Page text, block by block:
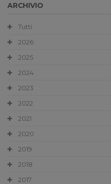
ARCHIVIO
Tutti
2026
2025
2024
2023
2022
2021
2020
2019
2018
2017